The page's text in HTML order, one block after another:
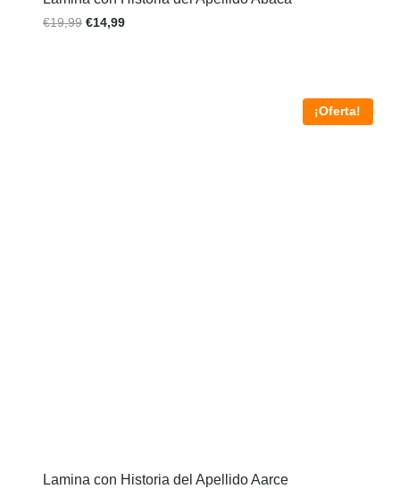
€19,99 €14,99
¡Oferta!
Lamina con Historia del Apellido Aarce